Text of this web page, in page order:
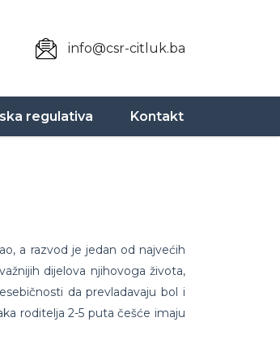
info@csr-citluk.ba
regulativa Kontakt
a razvod je jedan od najvećih
dijelova njihovoga života,
da prevladavaju bol i
roditelja 2-5 puta češće imaju